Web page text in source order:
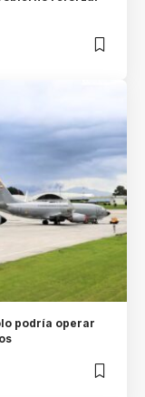
podría operar